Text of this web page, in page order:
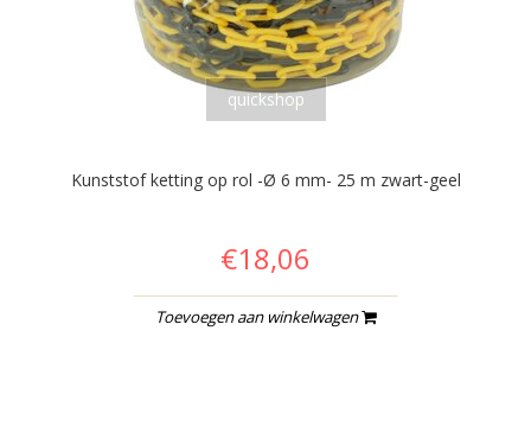
quickshop
Kunststof ketting op rol -Ø 6 mm- 25 m zwart-geel
€18,06
Toevoegen aan winkelwagen